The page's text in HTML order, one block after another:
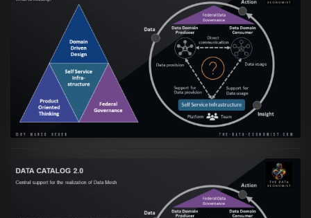
Artikel:Data Mesh Ökosysteme: Die
Transformation zur Data Inspired Human
Culture
VIEW